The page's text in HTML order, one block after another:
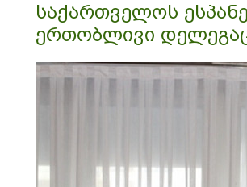
საქართველოს
ერთობლივი